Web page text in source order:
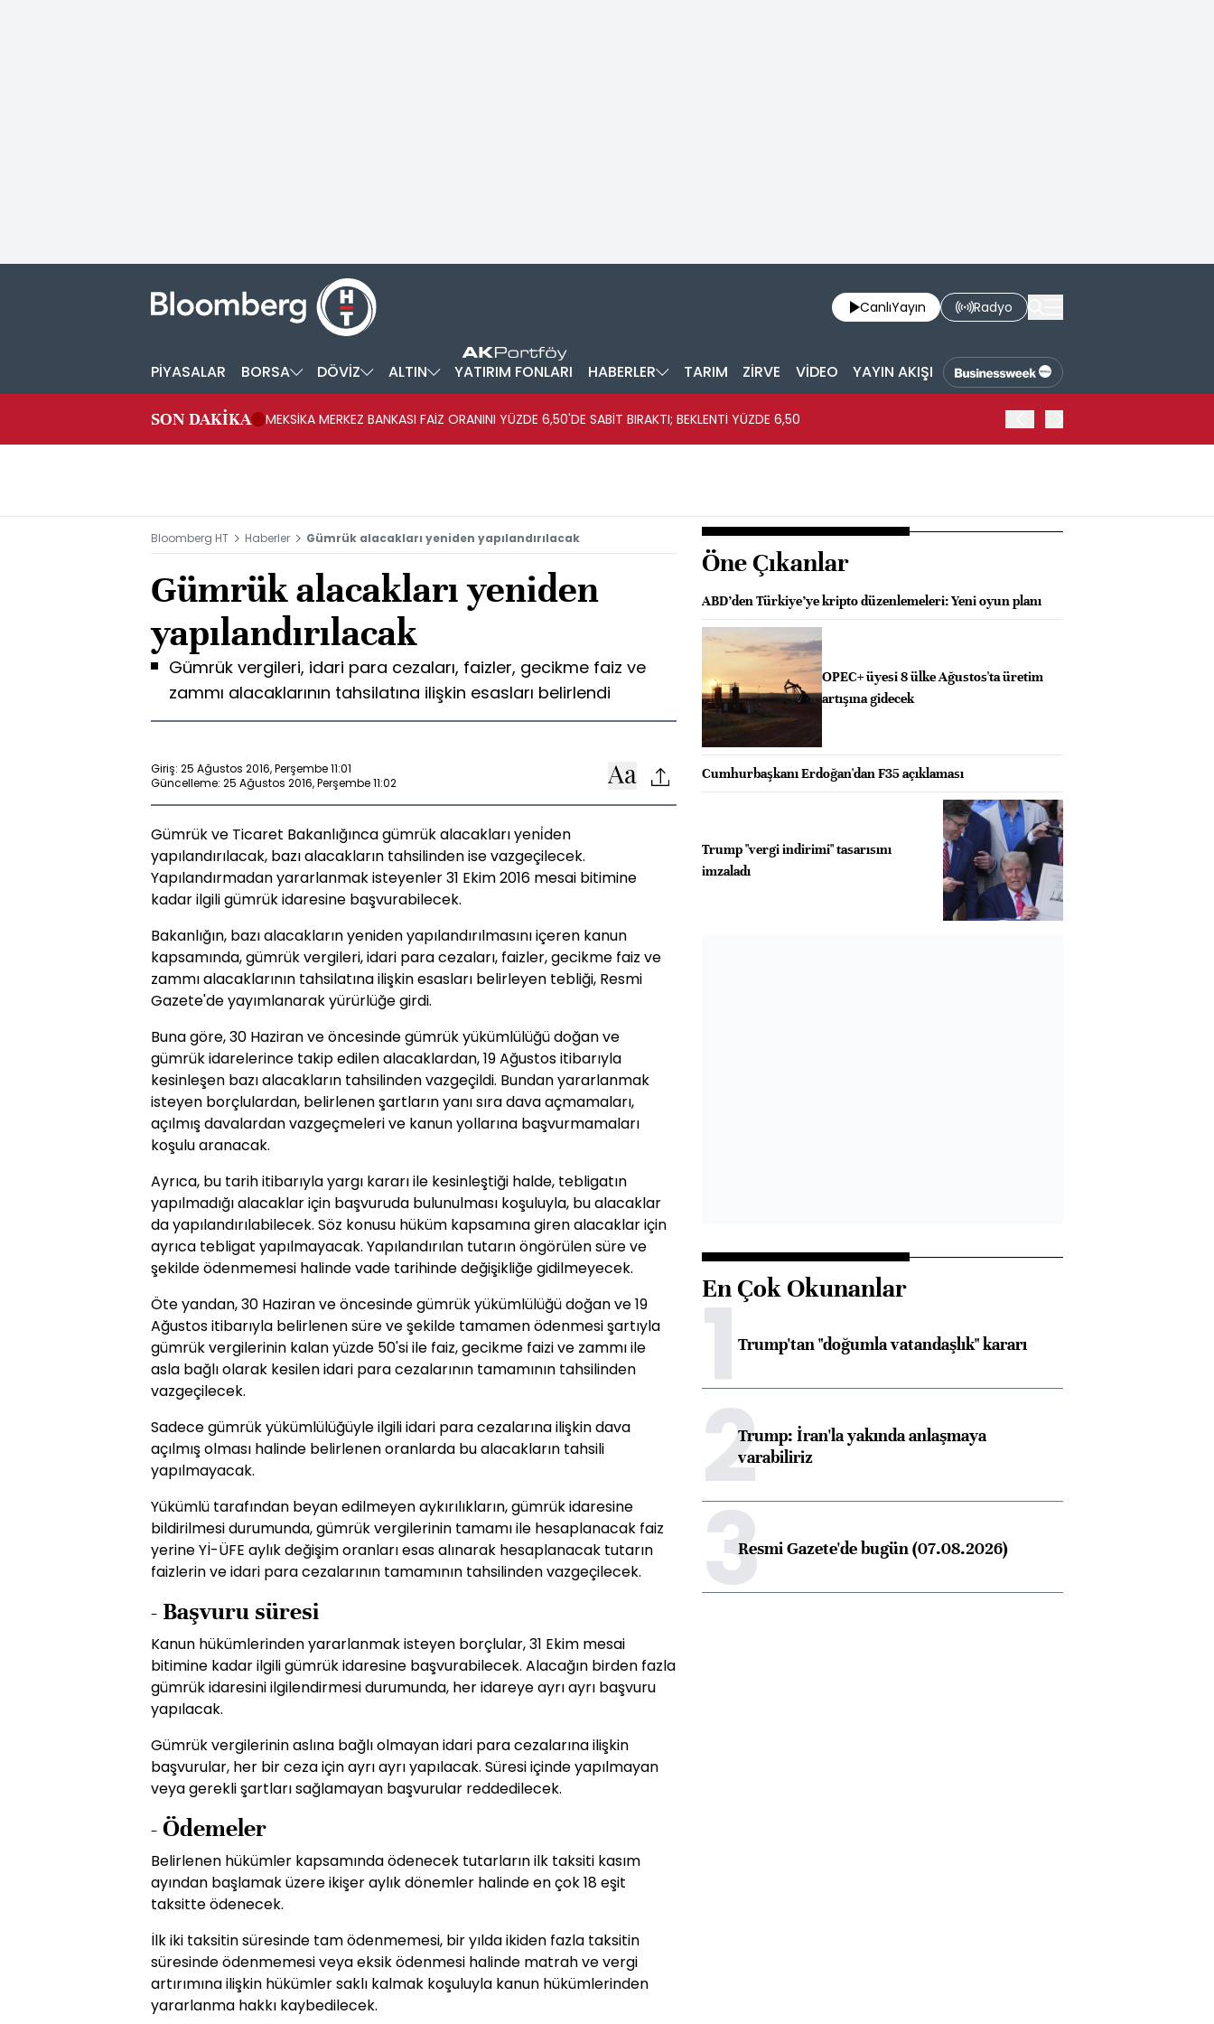
CanlıYayın Radyo
PİYASALAR BORSA DÖVİZ ALTIN YATIRIM FONLARI HABERLER TARIM ZİRVE VİDEO YAYIN AKIŞI
SON DAKİKA MEKSİKA MERKEZ BANKASI FAİZ ORANINI YÜZDE 6,50'DE SABİT BIRAKTI; BEKLENTİ YÜZDE 6,50
Bloomberg HT Haberler Gümrük alacakları yeniden yapılandırılacak
Gümrük alacakları yeniden
yapılandırılacak
Gümrük vergileri, idari para cezaları, faizler, gecikme faiz ve
zammı alacaklarının tahsilatına ilişkin esasları belirlendi
Giriş: 25 Ağustos 2016, Perşembe 11:01
Güncelleme: 25 Ağustos 2016, Perşembe 11:02
Gümrük ve Ticaret Bakanlığınca gümrük alacakları yeni̇den
yapılandırılacak, bazı alacakların tahsilinden ise vazgeçilecek.
Yapılandırmadan yararlanmak isteyenler 31 Ekim 2016 mesai bitimine
kadar ilgili gümrük idaresine başvurabilecek.
Bakanlığın, bazı alacakların yeniden yapılandırılmasını içeren kanun
kapsamında, gümrük vergileri, idari para cezaları, faizler, gecikme faiz ve
zammı alacaklarının tahsilatına ilişkin esasları belirleyen tebliği, Resmi
Gazete'de yayımlanarak yürürlüğe girdi.
Buna göre, 30 Haziran ve öncesinde gümrük yükümlülüğü doğan ve
gümrük idarelerince takip edilen alacaklardan, 19 Ağustos itibarıyla
kesinleşen bazı alacakların tahsilinden vazgeçildi. Bundan yararlanmak
isteyen borçlulardan, belirlenen şartların yanı sıra dava açmamaları,
açılmış davalardan vazgeçmeleri ve kanun yollarına başvurmamaları
koşulu aranacak.
Ayrıca, bu tarih itibarıyla yargı kararı ile kesinleştiği halde, tebligatın
yapılmadığı alacaklar için başvuruda bulunulması koşuluyla, bu alacaklar
da yapılandırılabilecek. Söz konusu hüküm kapsamına giren alacaklar için
ayrıca tebligat yapılmayacak. Yapılandırılan tutarın öngörülen süre ve
şekilde ödenmemesi halinde vade tarihinde değişikliğe gidilmeyecek.
Öte yandan, 30 Haziran ve öncesinde gümrük yükümlülüğü doğan ve 19
Ağustos itibarıyla belirlenen süre ve şekilde tamamen ödenmesi şartıyla
gümrük vergilerinin kalan yüzde 50'si ile faiz, gecikme faizi ve zammı ile
asla bağlı olarak kesilen idari para cezalarının tamamının tahsilinden
vazgeçilecek.
Sadece gümrük yükümlülüğüyle ilgili idari para cezalarına ilişkin dava
açılmış olması halinde belirlenen oranlarda bu alacakların tahsili
yapılmayacak.
Yükümlü tarafından beyan edilmeyen aykırılıkların, gümrük idaresine
bildirilmesi durumunda, gümrük vergilerinin tamamı ile hesaplanacak faiz
yerine Yİ-ÜFE aylık değişim oranları esas alınarak hesaplanacak tutarın
faizlerin ve idari para cezalarının tamamının tahsilinden vazgeçilecek.
- Başvuru süresi
Kanun hükümlerinden yararlanmak isteyen borçlular, 31 Ekim mesai
bitimine kadar ilgili gümrük idaresine başvurabilecek. Alacağın birden fazla
gümrük idaresini ilgilendirmesi durumunda, her idareye ayrı ayrı başvuru
yapılacak.
Gümrük vergilerinin aslına bağlı olmayan idari para cezalarına ilişkin
başvurular, her bir ceza için ayrı ayrı yapılacak. Süresi içinde yapılmayan
veya gerekli şartları sağlamayan başvurular reddedilecek.
- Ödemeler
Belirlenen hükümler kapsamında ödenecek tutarların ilk taksiti kasım
ayından başlamak üzere ikişer aylık dönemler halinde en çok 18 eşit
taksitte ödenecek.
İlk iki taksitin süresinde tam ödenmemesi, bir yılda ikiden fazla taksitin
süresinde ödenmemesi veya eksik ödenmesi halinde matrah ve vergi
artırımına ilişkin hükümler saklı kalmak koşuluyla kanun hükümlerinden
yararlanma hakkı kaybedilecek.
Öne Çıkanlar
ABD’den Türkiye’ye kripto düzenlemeleri: Yeni oyun planı
OPEC+ üyesi 8 ülke Ağustos'ta üretim
artışına gidecek
Cumhurbaşkanı Erdoğan'dan F35 açıklaması
Trump "vergi indirimi" tasarısını
imzaladı
En Çok Okunanlar
1Trump'tan "doğumla vatandaşlık" kararı
2Trump: İran'la yakında anlaşmaya
varabiliriz
3Resmi Gazete'de bugün (07.08.2026)